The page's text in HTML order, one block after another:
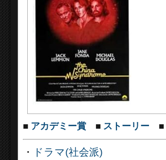
■ アカデミー賞 ■ ストーリー ■
・ ドラマ(社会派)